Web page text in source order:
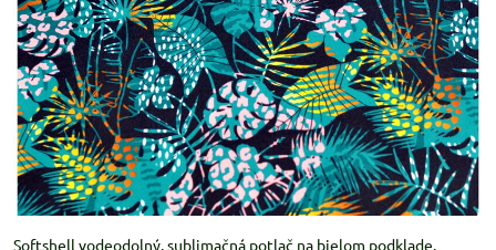
Softshell vodeodolný, sublimačná potlač na bielom podklade.